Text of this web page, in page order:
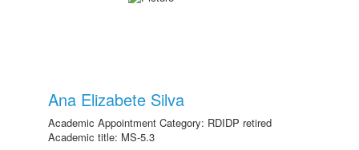
Ana Elizabete Silva
Academic Appointment Category: RDIDP retired
Academic title: MS-5.3